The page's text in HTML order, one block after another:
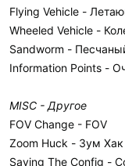
Flying Vehicle -
Wheeled Vehicle -
Sandworm -
Information Points -
MISC - Другое
FOV Change - FOV
Zoom Huck - Зум Хак
Saving The Config -